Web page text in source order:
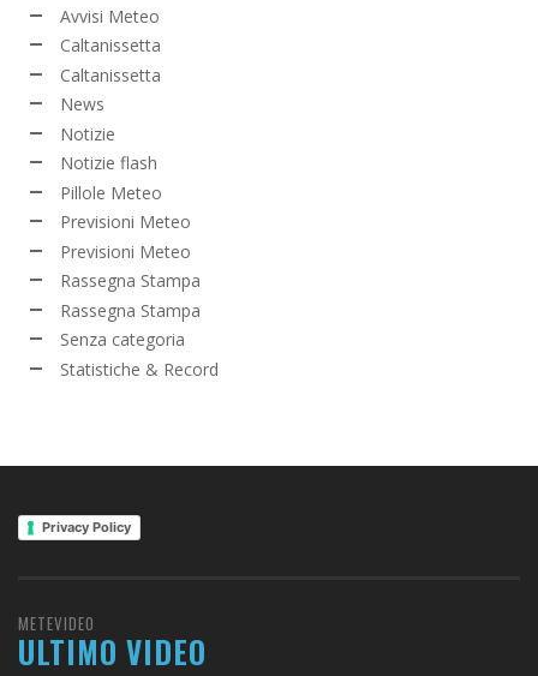
Avvisi Meteo
Caltanissetta
Caltanissetta
News
Notizie
Notizie flash
Pillole Meteo
Previsioni Meteo
Previsioni Meteo
Rassegna Stampa
Rassegna Stampa
Senza categoria
Statistiche & Record
Privacy Policy
METEVIDEO
ULTIMO VIDEO